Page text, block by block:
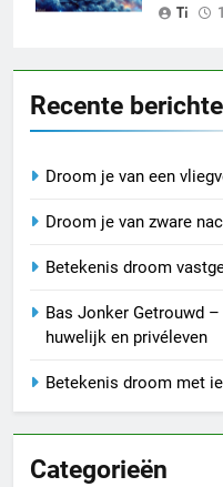
Ti
Recente
Droom je van een
Droom je van zware
Betekenis droom
Bas Jonker Getrouwd
huwelijk en privéleven
Betekenis droom met
Categorieën